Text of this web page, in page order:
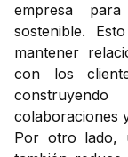
empresa
sostenible.
mantener
con los
colaboraciones
Por otro lado,